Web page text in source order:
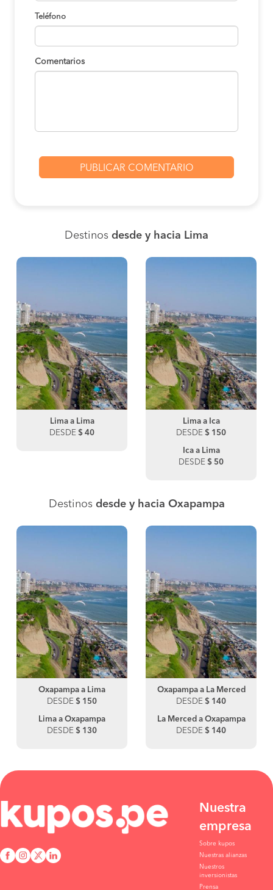
Teléfono
Comentarios
Destinos desde y hacia Lima
Lima a Lima
DESDE $ 40
Lima a Ica
DESDE $ 150
Ica a Lima
DESDE $ 50
Destinos desde y hacia Oxapampa
Oxapampa a Lima
DESDE $ 150
Lima a Oxapampa
DESDE $ 130
Oxapampa a La Merced
DESDE $ 140
La Merced a Oxapampa
DESDE $ 140
Nuestra
empresa
Sobre kupos
Nuestras alianzas
Nuestros
inversionistas
Prensa